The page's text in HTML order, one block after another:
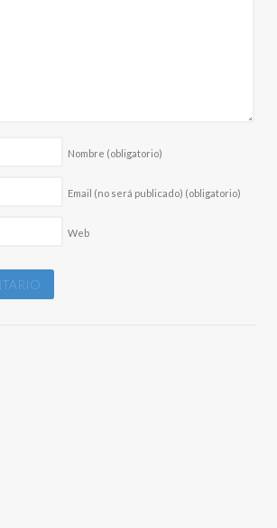
Nombre (obligatorio)
Email (no será publicado) (obligatorio)
Web